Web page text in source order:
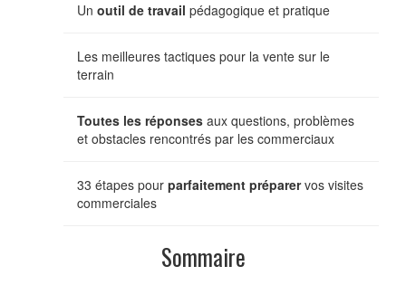
Un outil de travail pédagogique et pratique
Les meilleures tactiques pour la vente sur le
terrain
Toutes les réponses aux questions, problèmes
et obstacles rencontrés par les commerciaux
33 étapes pour parfaitement préparervos visites
commerciales
Sommaire